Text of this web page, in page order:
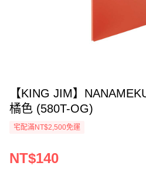
【KING JIM】
橘色 (580T-OG)
宅配滿NT$2,500免運
NT$140